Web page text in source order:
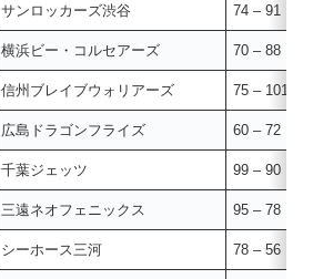
サンロッカーズ渋谷 74 – 91
横浜ビー・コルセアーズ 70 – 88
信州ブレイブウォリアーズ 75 – 101
広島ドラゴンフライズ 60 – 72
千葉ジェッツ 99 – 90
三遠ネオフェニックス 95 – 78
シーホース三河 78 – 56